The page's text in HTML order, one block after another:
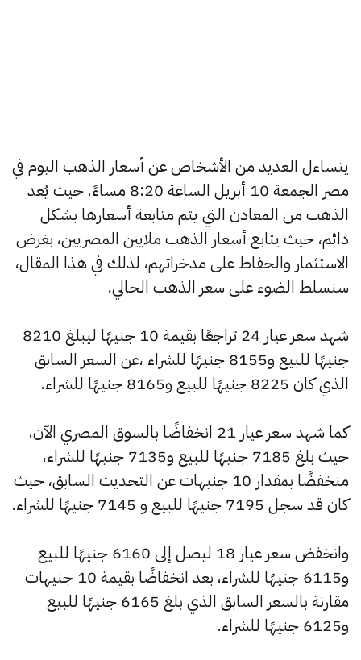
يتساءل العديد من الأشخاص عن أسعار الذهب اليوم في
مصر الجمعة 10 أبريل الساعة 8:20 مساءً. حيث يُعد
الذهب من المعادن التي يتم متابعة أسعارها بشكل
دائم، حيث يتابع أسعار الذهب ملايين المصريين، بغرض
الاستثمار والحفاظ على مدخراتهم، لذلك في هذا المقال،
سنسلط الضوء على سعر الذهب الحالي.
شهد سعر عيار 24 تراجعًا بقيمة 10 جنيهًا ليبلغ 8210
جنيهًا للبيع و8155 جنيهًا للشراء ،عن السعر السابق
الذي كان 8225 جنيهًا للبيع و8165 جنيهًا للشراء.
كما شهد سعر عيار 21 انخفاضًا بالسوق المصري الآن،
حيث بلغ 7185 جنيهًا للبيع و7135 جنيهًا للشراء،
منخفضًا بمقدار 10 جنيهات عن التحديث السابق، حيث
كان قد سجل 7195 جنيهًا للبيع و 7145 جنيهًا للشراء.
وانخفض سعر عيار 18 ليصل إلى 6160 جنيهًا للبيع
و6115 جنيهًا للشراء، بعد انخفاضًا بقيمة 10 جنيهات
مقارنة بالسعر السابق الذي بلغ 6165 جنيهًا للبيع
و6125 جنيهًا للشراء.